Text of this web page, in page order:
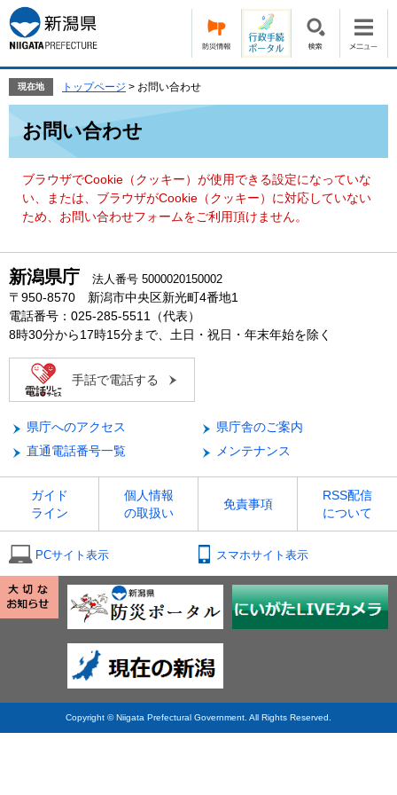
ー
ジ
の
頭
す。
ニ
ュ
ー
飛
て
現在地 トップページ > お問い合わせ
お問い合わせ
ブラウザでCookie（クッキー）が使用できる設定になっていな
い、または、ブラウザがCookie（クッキー）に対応していない
ため、お問い合わせフォームをご利用頂けません。
新潟県庁 法人番号 5000020150002
〒950-8570 新潟市中央区新光町4番地1
電話番号：025-285-5511（代表）
8時30分から17時15分まで、土日・祝日・年末年始を除く
手話で電話する
県庁へのアクセス
県庁舎のご案内
直通電話番号一覧
メンテナンス
ガイド
ライン
個人情報
の取扱い
免責事項
RSS配信
について
PCサイト表示 スマホサイト表示
Copyright © Niigata Prefectural Government. All Rights Reserved.